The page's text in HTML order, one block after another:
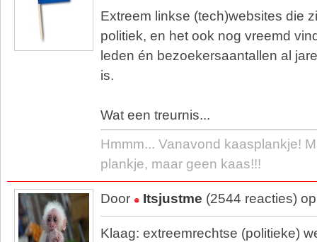
Extreem linkse (tech)websites die
politiek, en het ook nog vreemd
leden én bezoekersaantallen al
is.
Wat een treurnis...
Hmmm... Vanavond kaasplankje!
plankje, maar geen kaas!!!
Door Itsjustme (2544 reacties)
Klaag: extreemrechtse (politieke)